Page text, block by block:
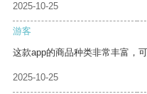
2025-10-25
游客
这款app的商品种类非常丰富，
2025-10-25